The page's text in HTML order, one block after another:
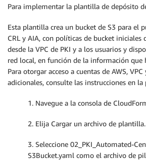
Para implementar la plantilla de depósito
Esta plantilla crea un bucket de S3 para el
CRL y AIA, con políticas de bucket iniciales
desde la VPC de PKI y a los usuarios y
red local, en función de la información que
Para otorgar acceso a cuentas de AWS,
adicionales, consulte las instrucciones en
1. Navegue a la consola de
2. Elija Cargar un archivo de plantilla.
3. Seleccione 02_PKI_Automated-
S3Bucket.yaml como el archivo de